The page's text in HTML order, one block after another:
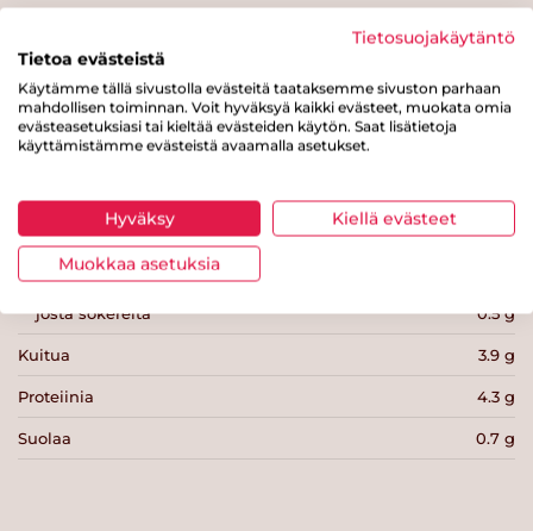
Ravintosisältö / 100 g
Käyttövalmiin tuotteen ravintosisältö
Energiaa
josta tyydyttynyttä rasvaa 0.8 g
Hiilihydraatteja
josta sokereita 0.5 g
Kuitua 3.9 g
Proteiinia 4.3 g
Suolaa 0.7 g
Tietosuojakäytäntö
Tietoa evästeistä
Käytämme tällä sivustolla evästeitä taataksemme sivuston parhaan
mahdollisen toiminnan. Voit hyväksyä kaikki evästeet, muokata omia
evästeasetuksiasi tai kieltää evästeiden käytön. Saat lisätietoja
käyttämistämme evästeistä avaamalla asetukset.
Hyväksy Kiellä evästeet
Muokkaa asetuksia